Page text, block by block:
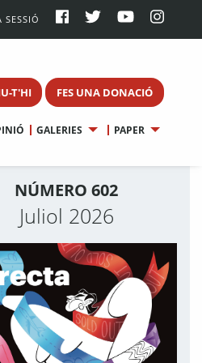
SESSIÓ
T'HI FES UNA DONACIÓ
GALERIES PAPER
NÚMERO 602
Juliol 2026